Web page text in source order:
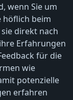
wenn Sie um
höflich beim
direkt nach
Erfahrungen
für die
wie
potenzielle
erfahren